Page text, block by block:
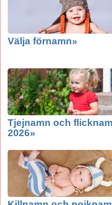
Välja förnamn»
Tjejnamn och
2026»